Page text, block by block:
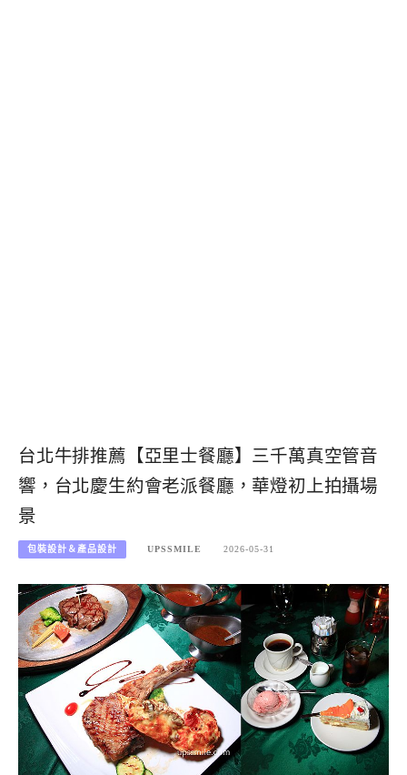
台北牛排推薦【亞里士餐廳】三千萬真空管音
響，台北慶生約會老派餐廳，華燈初上拍攝場
景
包裝設計＆產品設計 UPSSMILE 2026-05-31